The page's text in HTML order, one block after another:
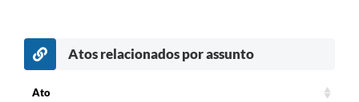
Atos relacionados por assunto
Ato